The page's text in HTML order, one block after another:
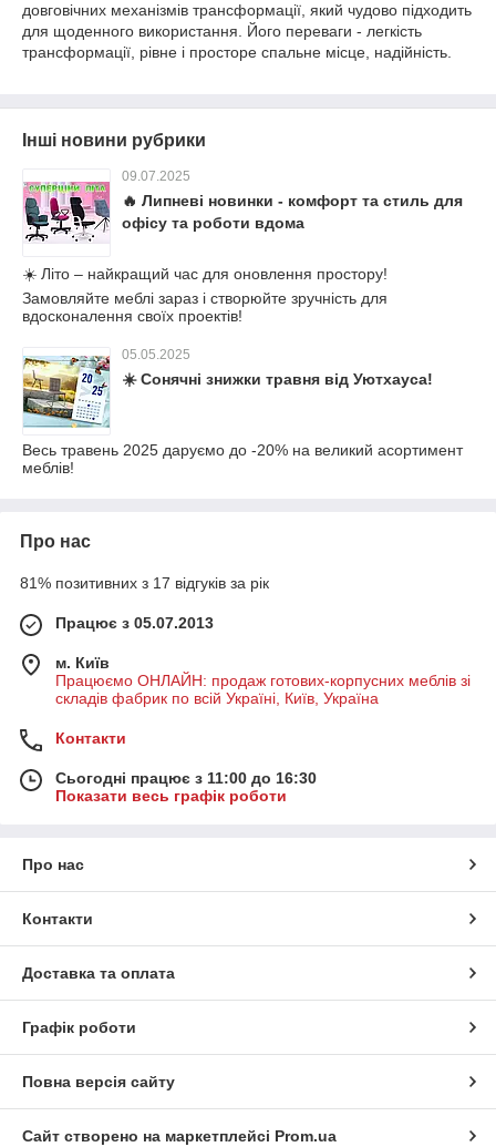
довговічних механізмів трансформації, який чудово підходить
для щоденного використання. Його переваги - легкість
трансформації, рівне і просторе спальне місце, надійність.
Інші новини рубрики
09.07.2025
🔥 Липневі новинки - комфорт та стиль для
офісу та роботи вдома
☀️ Літо – найкращий час для оновлення простору!
Замовляйте меблі зараз і створюйте зручність для
вдосконалення своїх проектів!
05.05.2025
☀️ Сонячні знижки травня від Уютхауса!
Весь травень 2025 даруємо до -20% на великий асортимент
меблів!
Про нас
81% позитивних з 17 відгуків за рік
Працює з 05.07.2013
м. Київ
Працюємо ОНЛАЙН: продаж готових-корпусних меблів зі
складів фабрик по всій Україні, Київ, Україна
Контакти
Сьогодні працює з 11:00 до 16:30
Показати весь графік роботи
Про нас
Контакти
Доставка та оплата
Графік роботи
Повна версія сайту
Сайт створено на маркетплейсі Prom.ua